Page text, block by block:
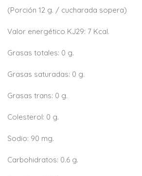
(Porción 12 g. / cucharada sopera)
Valor energético KJ29: 7 Kcal.
Grasas totales: 0 g.
Grasas saturadas: 0 g.
Grasas trans: 0 g.
Colesterol: 0 g.
Sodio: 90 mg.
Carbohidratos: 0.6 g.